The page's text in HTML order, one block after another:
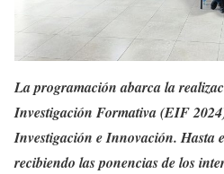
La programación abarca la
Investigación Formativa (EIF
Investigación e Innovación. Hasta
recibiendo las ponencias de los